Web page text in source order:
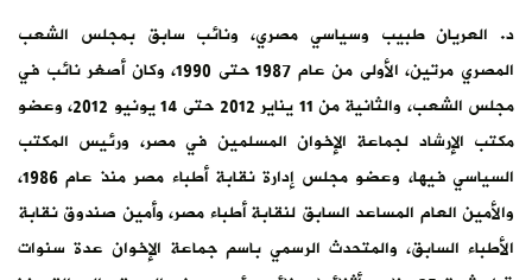
د. العريان طبيب وسياسي مصري، ونائب سابق بمجلس الشعب
المصري مرتين، الأولى من عام 1987 حتى 1990، وكان أصغر نائب في
مجلس الشعب، والثانية من 11 يناير 2012 حتى 14 يونيو 2012، وعضو
مكتب الإرشاد لجماعة الإخوان المسلمين في مصر، ورئيس المكتب
السياسي فيها، وعضو مجلس إدارة نقابة أطباء مصر منذ عام 1986،
والأمين العام المساعد السابق لنقابة أطباء مصر، وأمين صندوق نقابة
الأطباء السابق، والمتحدث الرسمي باسم جماعة الإخوان عدة سنوات